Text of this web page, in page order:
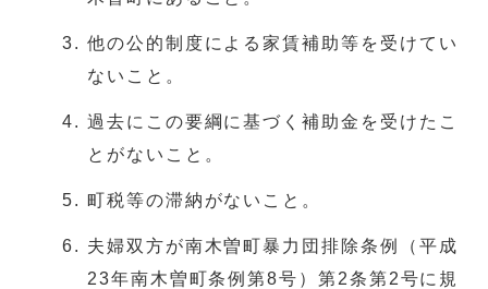
他の公的制度による家賃補助等を受けてい
ないこと。
過去にこの要綱に基づく補助金を受けたこ
とがないこと。
町税等の滞納がないこと。
夫婦双方が南木曽町暴力団排除条例（平成
23年南木曽町条例第8号）第2条第2号に規